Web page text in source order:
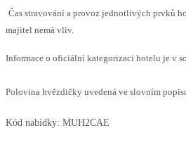
Čas stravování a provoz jednotlivých prvků
majitel nemá vliv.
Informace o oficiální kategorizaci hotelu je v
Polovina hvězdičky uvedená ve slovním
Kód nabídky: MUH2CAE